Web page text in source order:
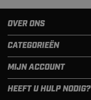
OVER ONS
CATEGORIEËN
MIJN ACCOUNT
HEEFT U HULP NODIG?